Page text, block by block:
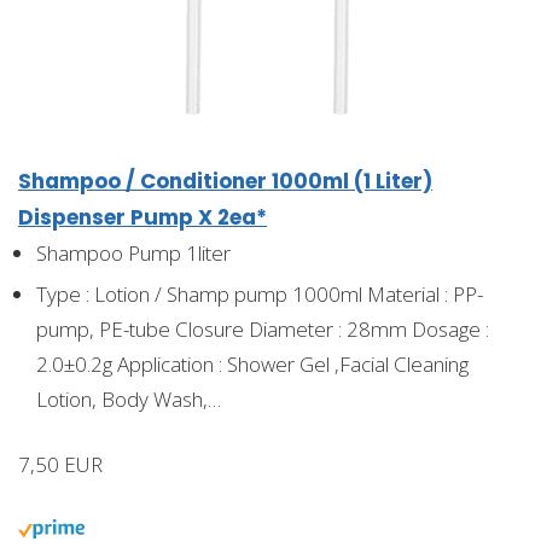
Shampoo / Conditioner 1000ml (1 Liter)
Dispenser Pump X 2ea*
Shampoo Pump 1liter
Type : Lotion / Shamp pump 1000ml Material : PP-
pump, PE-tube Closure Diameter : 28mm Dosage :
2.0±0.2g Application : Shower Gel ,Facial Cleaning
Lotion, Body Wash,…
7,50 EUR